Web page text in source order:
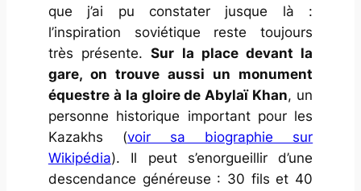
que j’ai pu constater jusque là :
l’inspiration soviétique reste toujours
très présente.Sur la place devant la
gare, on trouve aussi un monument
équestre à la gloire de Abylaï Khan, un
personne historique important pour les
Kazakhs (voir sa biographie sur
Wikipédia). Il peut s’enorgueillir d’une
descendance généreuse : 30 fils et 40